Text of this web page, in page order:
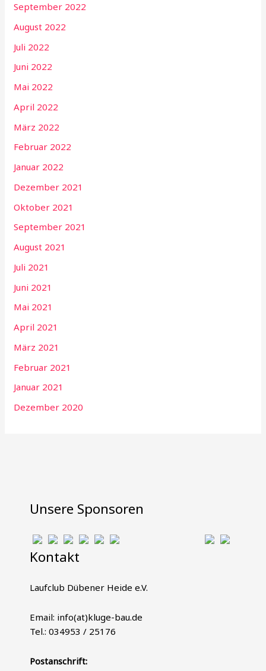
September 2022
August 2022
Juli 2022
Juni 2022
Mai 2022
April 2022
März 2022
Februar 2022
Januar 2022
Dezember 2021
Oktober 2021
September 2021
August 2021
Juli 2021
Juni 2021
Mai 2021
April 2021
März 2021
Februar 2021
Januar 2021
Dezember 2020
Unsere Sponsoren
Kontakt
Laufclub Dübener Heide e.V.
Email: info(at)kluge-bau.de
Tel.: 034953 / 25176
Postanschrift: